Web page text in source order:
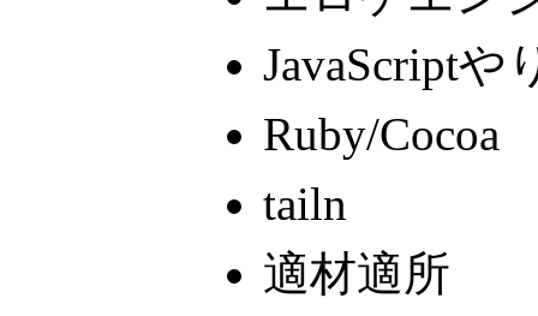
JavaScriptや
Ruby/Cocoa
tailn
適材適所